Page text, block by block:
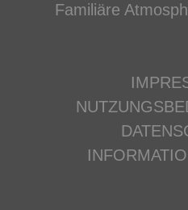
Familiäre